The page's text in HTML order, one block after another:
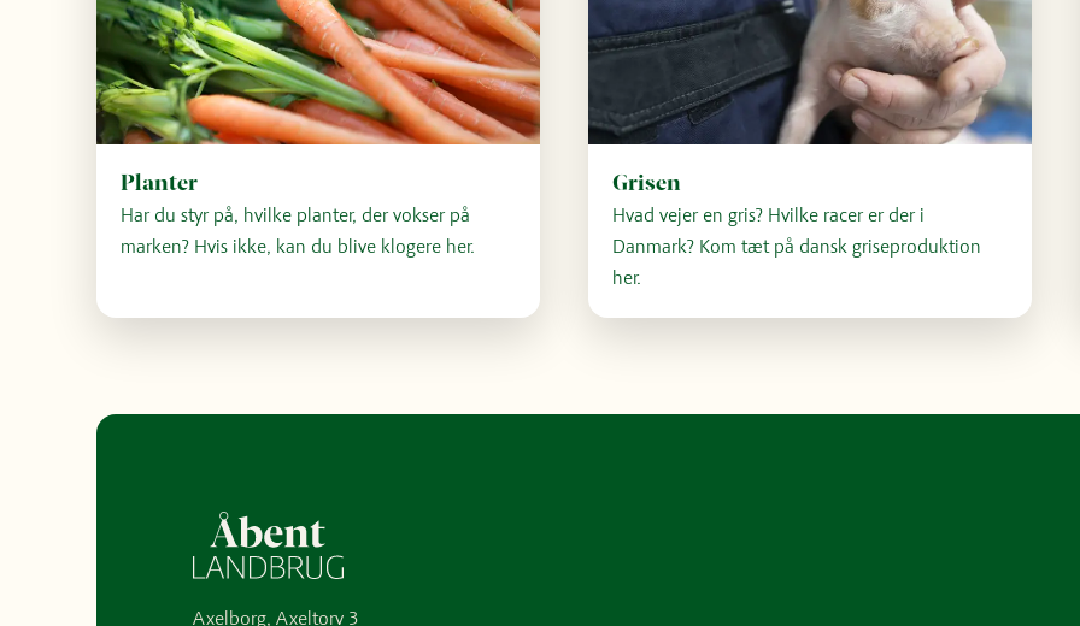
Planter
Har du styr på, hvilke planter, der vokser på
marken? Hvis ikke, kan du blive klogere her.
Grisen
Hvad vejer en gris? Hvilke racer er der i
Danmark? Kom tæt på dansk griseproduktion
her.
Axelborg, Axeltorv 3